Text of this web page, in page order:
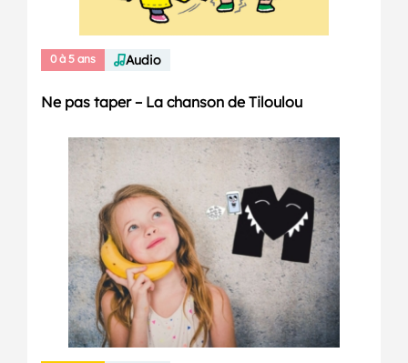
0 à 5 ans Audio
Ne pas taper – La chanson de Tiloulou